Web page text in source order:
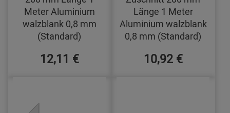
Meter Aluminium
walzblank 0,8 mm
(Standard)
12,11 €
Länge 1 Meter
Aluminium walzblank
0,8 mm (Standard)
10,92 €